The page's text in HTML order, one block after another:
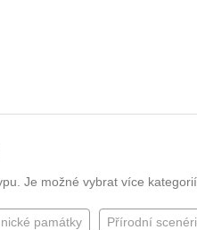
Je možné vybrat více kategorií
památky Přírodní